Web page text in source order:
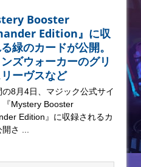
Booster
Edition』に収
緑のカードが公開。
ズウォーカーのグリ
ーヴスなど
の8月4日、マジック公式サイ
『Mystery Booster
Edition』に収録されるカ
開さ ...